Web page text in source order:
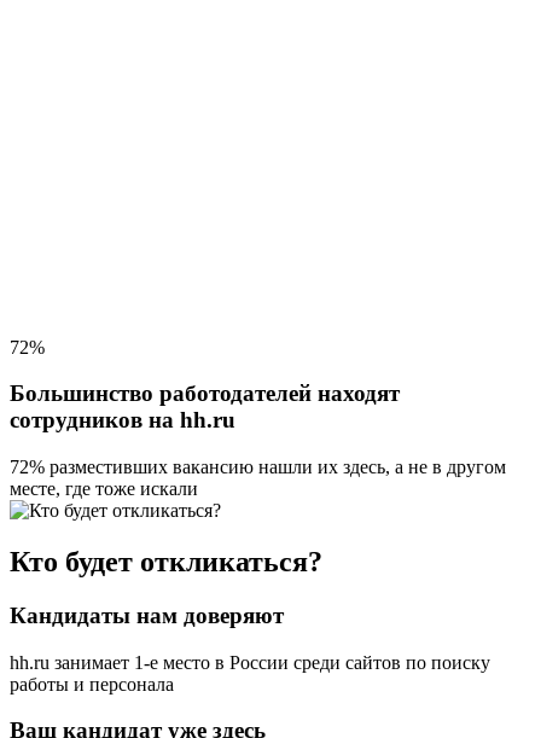
72%
Большинство работодателей находят
сотрудников на hh.ru
72% разместивших вакансию нашли их здесь, а не в другом
месте, где тоже искали
Кто будет откликаться?
Кандидаты нам доверяют
hh.ru занимает 1-е место в России среди сайтов по поиску
работы и персонала
Ваш кандидат уже здесь